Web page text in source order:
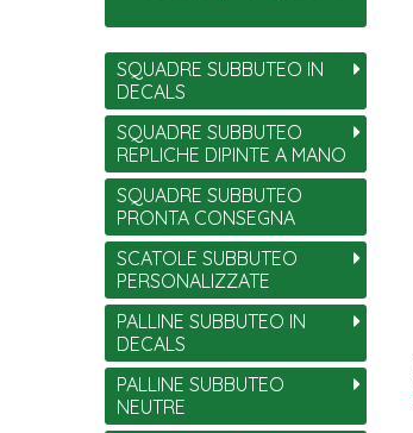
SQUADRE SUBBUTEO IN
DECALS
SQUADRE SUBBUTEO
REPLICHE DIPINTE A MANO
SQUADRE SUBBUTEO
PRONTA CONSEGNA
SCATOLE SUBBUTEO
PERSONALIZZATE
PALLINE SUBBUTEO IN
DECALS
PALLINE SUBBUTEO
NEUTRE